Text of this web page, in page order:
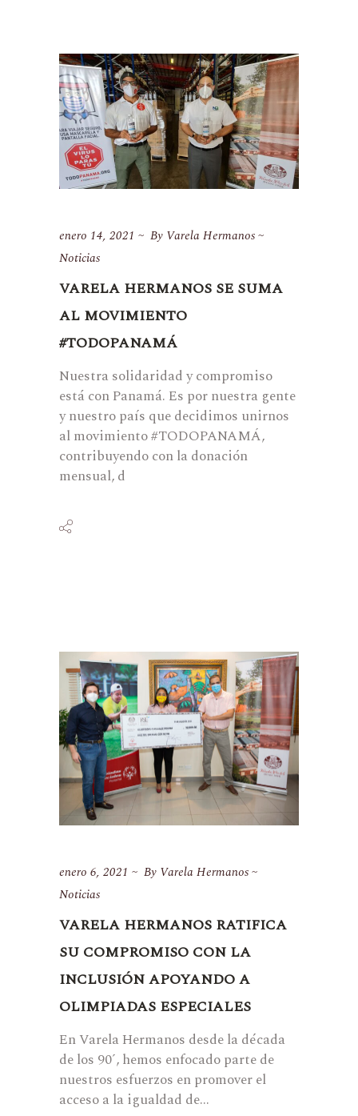
enero 14, 2021 By Varela Hermanos
Noticias
VARELA HERMANOS SE SUMA
AL MOVIMIENTO
#TODOPANAMÁ
Nuestra solidaridad y compromiso
está con Panamá. Es por nuestra gente
y nuestro país que decidimos unirnos
al movimiento #TODOPANAMÁ,
contribuyendo con la donación
mensual, d
enero 6, 2021 By Varela Hermanos
Noticias
VARELA HERMANOS RATIFICA
SU COMPROMISO CON LA
INCLUSIÓN APOYANDO A
OLIMPIADAS ESPECIALES
En Varela Hermanos desde la década
de los 90´, hemos enfocado parte de
nuestros esfuerzos en promover el
acceso a la igualdad de...